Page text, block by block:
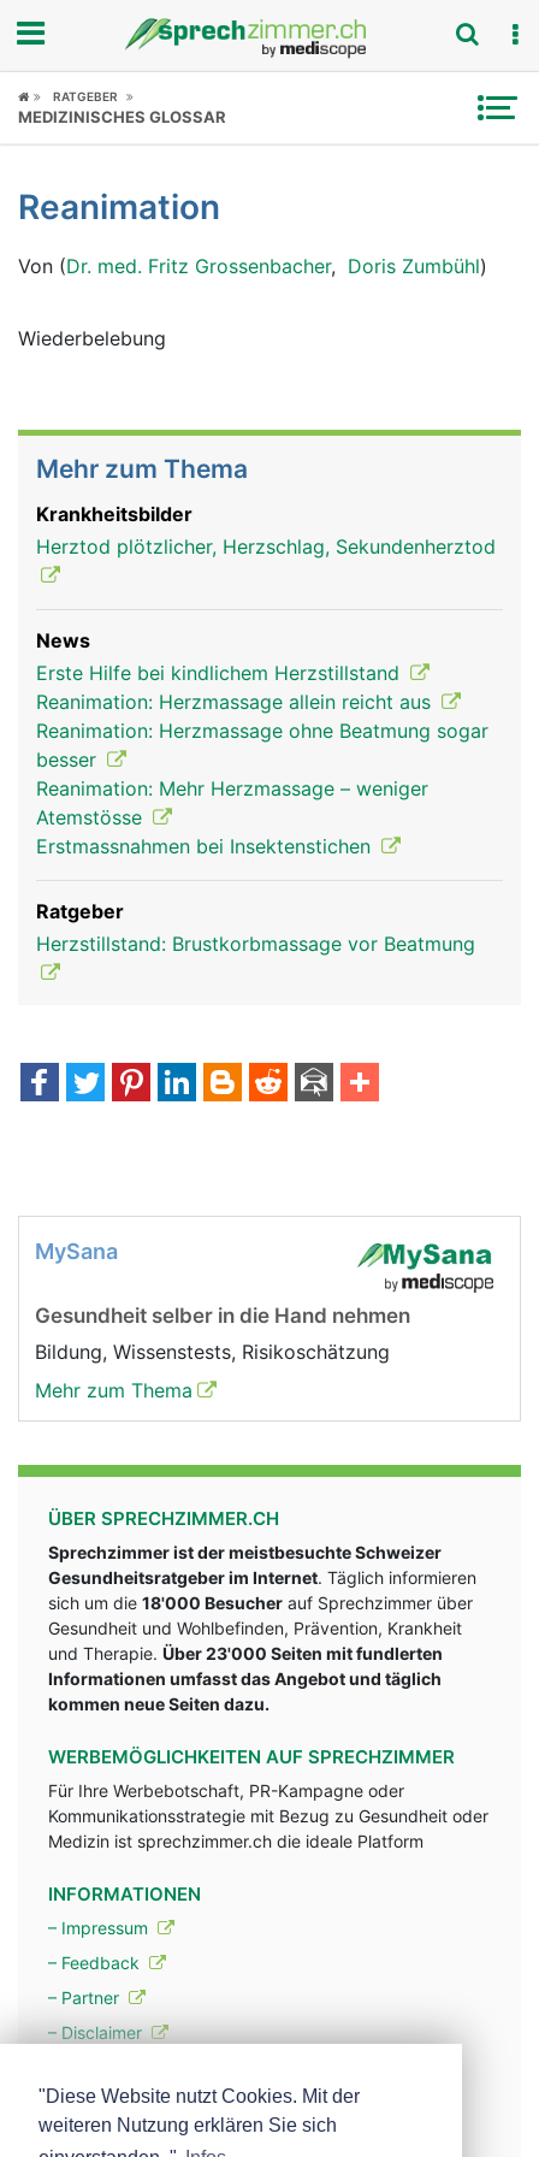
Fokus
Symptome
Untersuchungen
News
RATGEBER
MEDIZINISCHES GLOSSAR
Reanimation
Von (Dr. med. Fritz Grossenbacher, Doris Zumbühl)
Wiederbelebung
Mehr zum Thema
Krankheitsbilder
Herztod plötzlicher, Herzschlag, Sekundenherztod
News
Erste Hilfe bei kindlichem Herzstillstand
Reanimation: Herzmassage allein reicht aus
Reanimation: Herzmassage ohne Beatmung sogar
besser
Reanimation: Mehr Herzmassage – weniger
Atemstösse
Erstmassnahmen bei Insektenstichen
Ratgeber
Herzstillstand: Brustkorbmassage vor Beatmung
MySana
Gesundheit selber in die Hand nehmen
Bildung, Wissenstests, Risikoschätzung
Mehr zum Thema
ÜBER SPRECHZIMMER.CH
Sprechzimmer ist der meistbesuchte Schweizer
Gesundheitsratgeber im Internet. Täglich informieren
sich um die 18'000 Besucher auf Sprechzimmer über
Gesundheit und Wohlbefinden, Prävention, Krankheit
und Therapie. Über 23'000 Seiten mit fundlerten
Informationen umfasst das Angebot und täglich
kommen neue Seiten dazu.
WERBEMÖGLICHKEITEN AUF SPRECHZIMMER
Für Ihre Werbebotschaft, PR-Kampagne oder
Kommunikationsstrategie mit Bezug zu Gesundheit oder
Medizin ist sprechzimmer.ch die ideale Platform
INFORMATIONEN
– Impressum
– Feedback
– Partner
– Disclaimer
– Werbung
"Diese Website nutzt Cookies. Mit der
weiteren Nutzung erklären Sie sich